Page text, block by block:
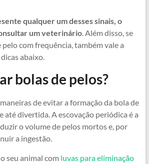
qualquer um desses sinais, o
um veterinário. Além disso, se
com frequência, também vale a
abaixo.
bolas de pelos?
de evitar a formação da bola de
até divertida. A escovação periódica é a
o volume de pelos mortos e, por
a ingestão.
seu animal com luvas para eliminação